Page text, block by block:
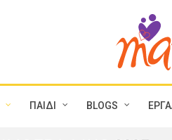
ΠΑΙΔΙ BLOGS